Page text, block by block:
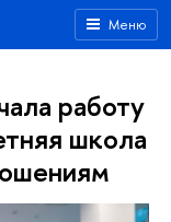
Меню
работу
школа